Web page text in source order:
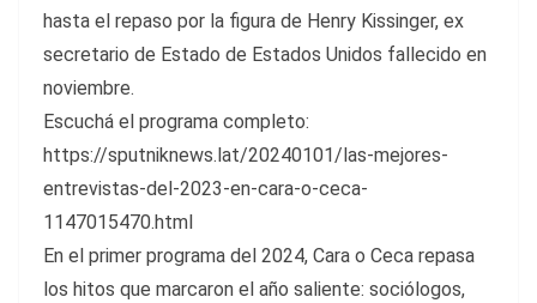
hasta el repaso por la figura de Henry Kissinger, ex
secretario de Estado de Estados Unidos fallecido en
noviembre.
Escuchá el programa completo:
https://sputniknews.lat/20240101/las-mejores-
entrevistas-del-2023-en-cara-o-ceca-
1147015470.html
En el primer programa del 2024, Cara o Ceca repasa
los hitos que marcaron el año saliente: sociólogos,